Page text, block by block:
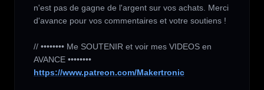
n'est pas de gagne de l'argent sur vos achats. Merci
d'avance pour vos commentaires et votre soutiens !
// •••••••• Me SOUTENIR et voir mes VIDEOS en
https://www.patreon.com/Makertronic